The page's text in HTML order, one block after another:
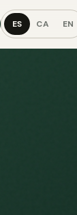
ES CA EN